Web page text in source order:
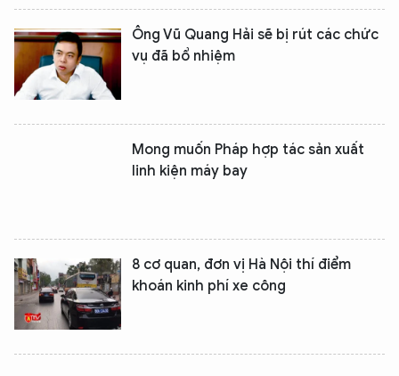
Ông Vũ Quang Hải sẽ bị rút các chức
vụ đã bổ nhiệm
Mong muốn Pháp hợp tác sản xuất
linh kiện máy bay
8 cơ quan, đơn vị Hà Nội thí điểm
khoán kinh phí xe công